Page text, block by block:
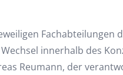
Fachabteilungen
innerhalb des
Reumann, der